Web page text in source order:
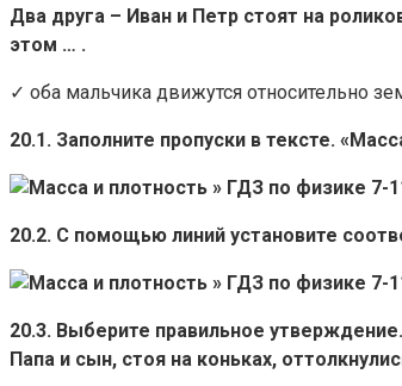
Два друга – Иван и Петр стоят на
этом … .
✓ оба мальчика движутся относительно
20.1. Заполните пропуски в тексте.
20.2. С помощью линий установите
20.3. Выберите правильное утверждение.
Папа и сын, стоя на коньках,